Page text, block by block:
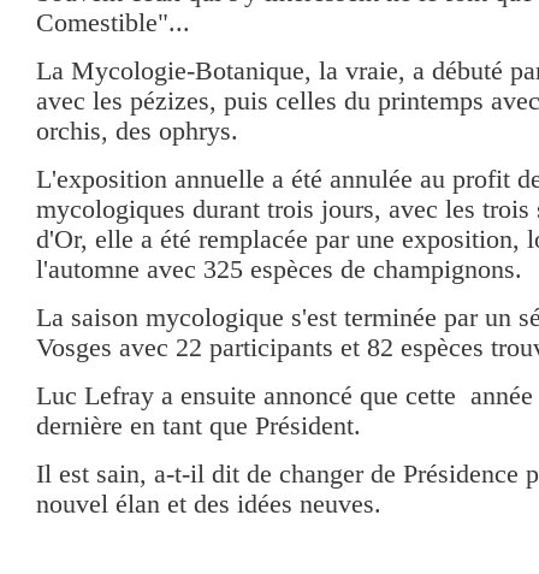
Comestible"...
La Mycologie-Botanique, la vraie, a débuté
avec les pézizes, puis celles du printemps
orchis, des ophrys.
L'exposition annuelle a été annulée au profit
mycologiques durant trois jours, avec les trois
d'Or, elle a été remplacée par une exposition,
l'automne avec 325 espèces de champignons.
La saison mycologique s'est terminée par un
Vosges avec 22 participants et 82 espèces
Luc Lefray a ensuite annoncé que cette
dernière en tant que Président.
Il est sain, a-t-il dit de changer de Présidence
nouvel élan et des idées neuves.